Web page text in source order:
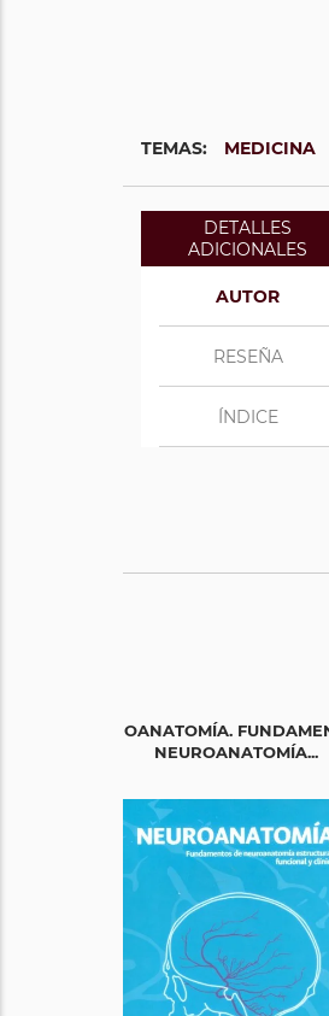
TEMAS: MEDICINA
DETALLES
ADICIONALES
AUTOR
RESEÑA
ÍNDICE
NEUROANATOMÍA.
NEUROANATOMÍA...